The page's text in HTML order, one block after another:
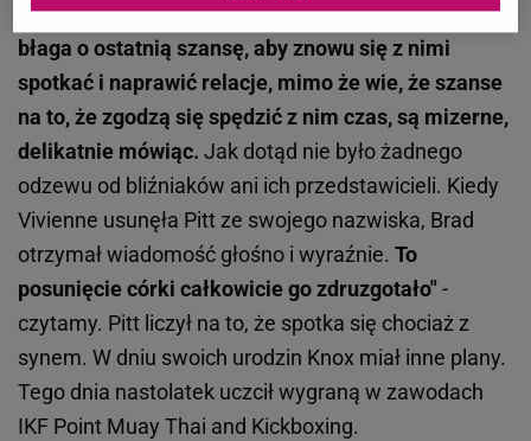
wszystko, aby naprawić relacje z pociechami."Brad
błaga o ostatnią szansę, aby znowu się z nimi
spotkać i naprawić relacje, mimo że wie, że szanse
na to, że zgodzą się spędzić z nim czas, są mizerne,
delikatnie mówiąc. Jak dotąd nie było żadnego
odzewu od bliźniaków ani ich przedstawicieli. Kiedy
Vivienne usunęła Pitt ze swojego nazwiska, Brad
otrzymał wiadomość głośno i wyraźnie. To
posunięcie córki całkowicie go zdruzgotało" -
czytamy. Pitt liczył na to, że spotka się chociaż z
synem. W dniu swoich urodzin Knox miał inne plany.
Tego dnia nastolatek uczcił wygraną w zawodach
IKF Point Muay Thai and Kickboxing.